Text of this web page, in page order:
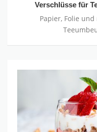
Verschlüsse für
Papier, Folie
Dessertzubereitungen
Backzutaten